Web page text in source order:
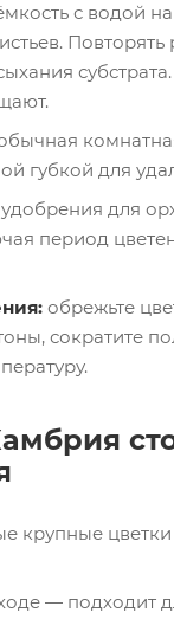
с водой
губкой для
удобрения для
период
обрежьте
сократите
крупные цветки
— подходит